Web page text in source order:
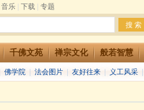
音乐 下载 专题
千佛文苑 禅宗文化 般若智慧
佛学院 法会图片 友好往来 义工风采